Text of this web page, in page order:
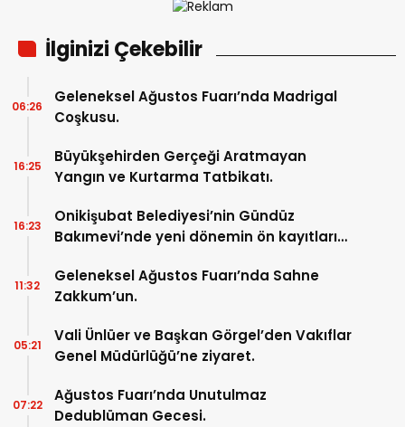
İlginizi Çekebilir
Geleneksel Ağustos Fuarı’nda Madrigal
Coşkusu.
06:26
Büyükşehirden Gerçeği Aratmayan
Yangın ve Kurtarma Tatbikatı.
16:25
Onikişubat Belediyesi’nin Gündüz
Bakımevi’nde yeni dönemin ön kayıtları
16:23
Geleneksel Ağustos Fuarı’nda Sahne
Zakkum’un.
11:32
Vali Ünlüer ve Başkan Görgel’den Vakıflar
Genel Müdürlüğü’ne ziyaret.
05:21
Ağustos Fuarı’nda Unutulmaz
Dedublüman Gecesi.
07:22